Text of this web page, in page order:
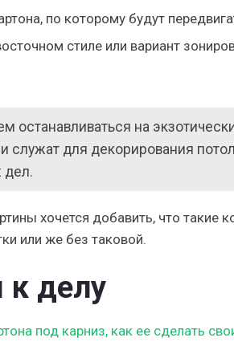
по которому будут
стиле или вариант
останавливаться на
служат для декорирования
дел.
хочется добавить, что такие
или же без таковой.
к делу